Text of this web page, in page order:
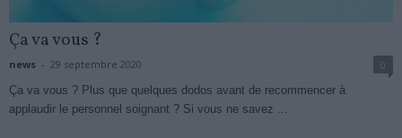
Ça va vous ?
news - 29 septembre 2020
0
Ça va vous ? Plus que quelques dodos avant de recommencer à
applaudir le personnel soignant ? Si vous ne savez ...